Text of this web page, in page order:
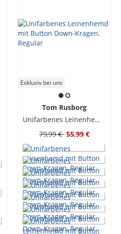
Exklusiv bei uns
Tom Rusborg
Unifarbenes Leinenhemd mit Button Down-Kragen, Regular
79,99 € 55,99 €